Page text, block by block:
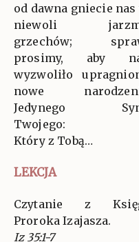
od dawna gniecie nas
niewoli
grzechów;
prosimy, aby
wyzwoliło
nowe
Jedynego
Twojego:
Który z Tobą…
LEKCJA
Czytanie z
Proroka Izajasza.
Iz 35:1-7